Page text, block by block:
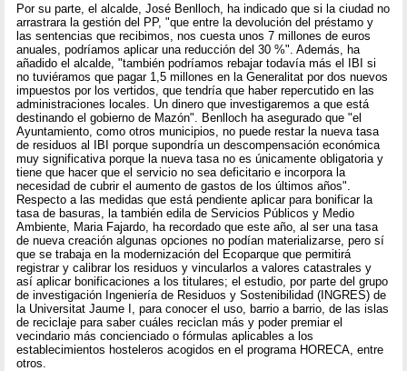
Por su parte, el alcalde, José Benlloch, ha indicado que si la ciudad no
arrastrara la gestión del PP, "que entre la devolución del préstamo y
las sentencias que recibimos, nos cuesta unos 7 millones de euros
anuales, podríamos aplicar una reducción del 30 %". Además, ha
añadido el alcalde, "también podríamos rebajar todavía más el IBI si
no tuviéramos que pagar 1,5 millones en la Generalitat por dos nuevos
impuestos por los vertidos, que tendría que haber repercutido en las
administraciones locales. Un dinero que investigaremos a que está
destinando el gobierno de Mazón". Benlloch ha asegurado que "el
Ayuntamiento, como otros municipios, no puede restar la nueva tasa
de residuos al IBI porque supondría un descompensación económica
muy significativa porque la nueva tasa no es únicamente obligatoria y
tiene que hacer que el servicio no sea deficitario e incorpora la
necesidad de cubrir el aumento de gastos de los últimos años".
Respecto a las medidas que está pendiente aplicar para bonificar la
tasa de basuras, la también edila de Servicios Públicos y Medio
Ambiente, Maria Fajardo, ha recordado que este año, al ser una tasa
de nueva creación algunas opciones no podían materializarse, pero sí
que se trabaja en la modernización del Ecoparque que permitirá
registrar y calibrar los residuos y vincularlos a valores catastrales y
así aplicar bonificaciones a los titulares; el estudio, por parte del grupo
de investigación Ingeniería de Residuos y Sostenibilidad (INGRES) de
la Universitat Jaume I, para conocer el uso, barrio a barrio, de las islas
de reciclaje para saber cuáles reciclan más y poder premiar el
vecindario más concienciado o fórmulas aplicables a los
establecimientos hosteleros acogidos en el programa HORECA, entre
otros.